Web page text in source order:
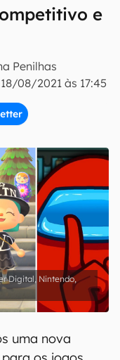
e
Penilhas
18/08/2021 às 17:45
os Termos de
Digital, Nintendo,
uma nova